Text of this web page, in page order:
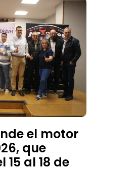
el motor
que
al 18 de